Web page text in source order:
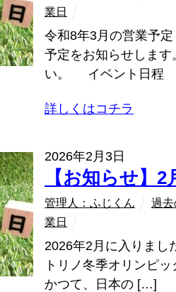
業日
令和8年3月の営業予
予定をお知らせしま
い。 イベント日程
詳しくはコチラ
2026年2月3日
【お知らせ】
管理人：ふじくん 過
業日
2026年2月に入りま
トリノ冬季オリンピ
かつて、日本の […]